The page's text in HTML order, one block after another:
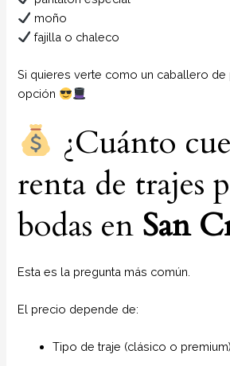
moño
fajilla o chaleco
Si quieres verte como un caballero de
opción
¿Cuánto
renta de trajes
bodas en San
Esta es la pregunta más común.
El precio depende de:
Tipo de traje (clásico o premium)